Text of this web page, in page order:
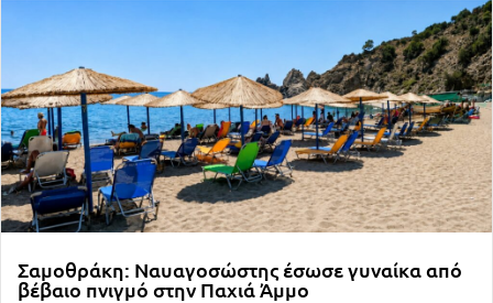
Σαμοθράκη: Ναυαγοσώστης έσωσε γυναίκα από
βέβαιο πνιγμό στην Παχιά Άμμο